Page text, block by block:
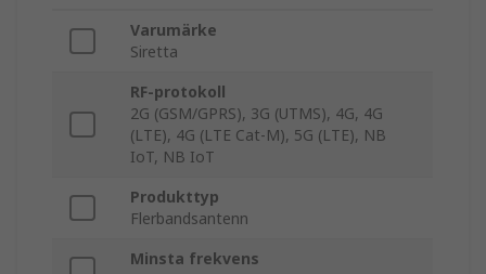
Varumärke
Siretta
RF-protokoll
2G (GSM/GPRS), 3G (UTMS), 4G, 4G
(LTE), 4G (LTE Cat-M), 5G (LTE), NB
IoT, NB IoT
Produkttyp
Flerbandsantenn
Minsta frekvens